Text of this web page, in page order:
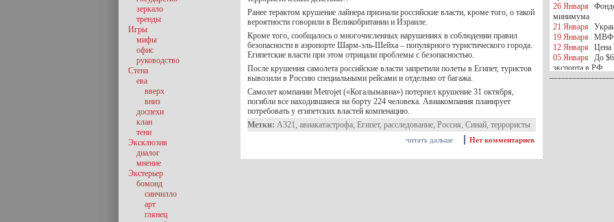
Ранее терактом крушение лайнера признали российские власти, кроме того, о такой
вероятности говорили в Великобритании и Израиле.
Кроме того, сообщалось о многочисленных нарушениях в соблюдении правил
безопасности в аэропорте Шарм-эль-Шейха – популярного туристического города.
Египетские власти при этом отрицали проблемы с безопасностью.
После крушения самолета российские власти запретили полеты в Египет, туристов
вывозили в Россию специальными рейсами и отдельно от багажа.
Самолет компании Metrojet («Когалымавиа») потерпел крушение 31 октября,
погибли все находившиеся на борту 224 человека. Авиакомпания планирует
потребовать у египетских властей компенацию.
Метки: А321, авиакатастрофа, Египет, расследование, Россия, Синай, террористы
Нет комментариев
читать дальше
зеркало
тренды
Игры
мифы
офис
руководство
Стена
ева
вверх
вниз
доспехи
клан
тени
Эксклюзив
диалог
мнение
Экстерьер
бомонд
синчилло
арт
глянец
26 Января
минимума
21 Января
19 Января
МВФ
12 Января
Цена
05 Января
До
экспорта в РФ
05 Января
Киев